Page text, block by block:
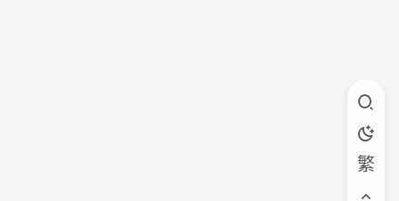
繁